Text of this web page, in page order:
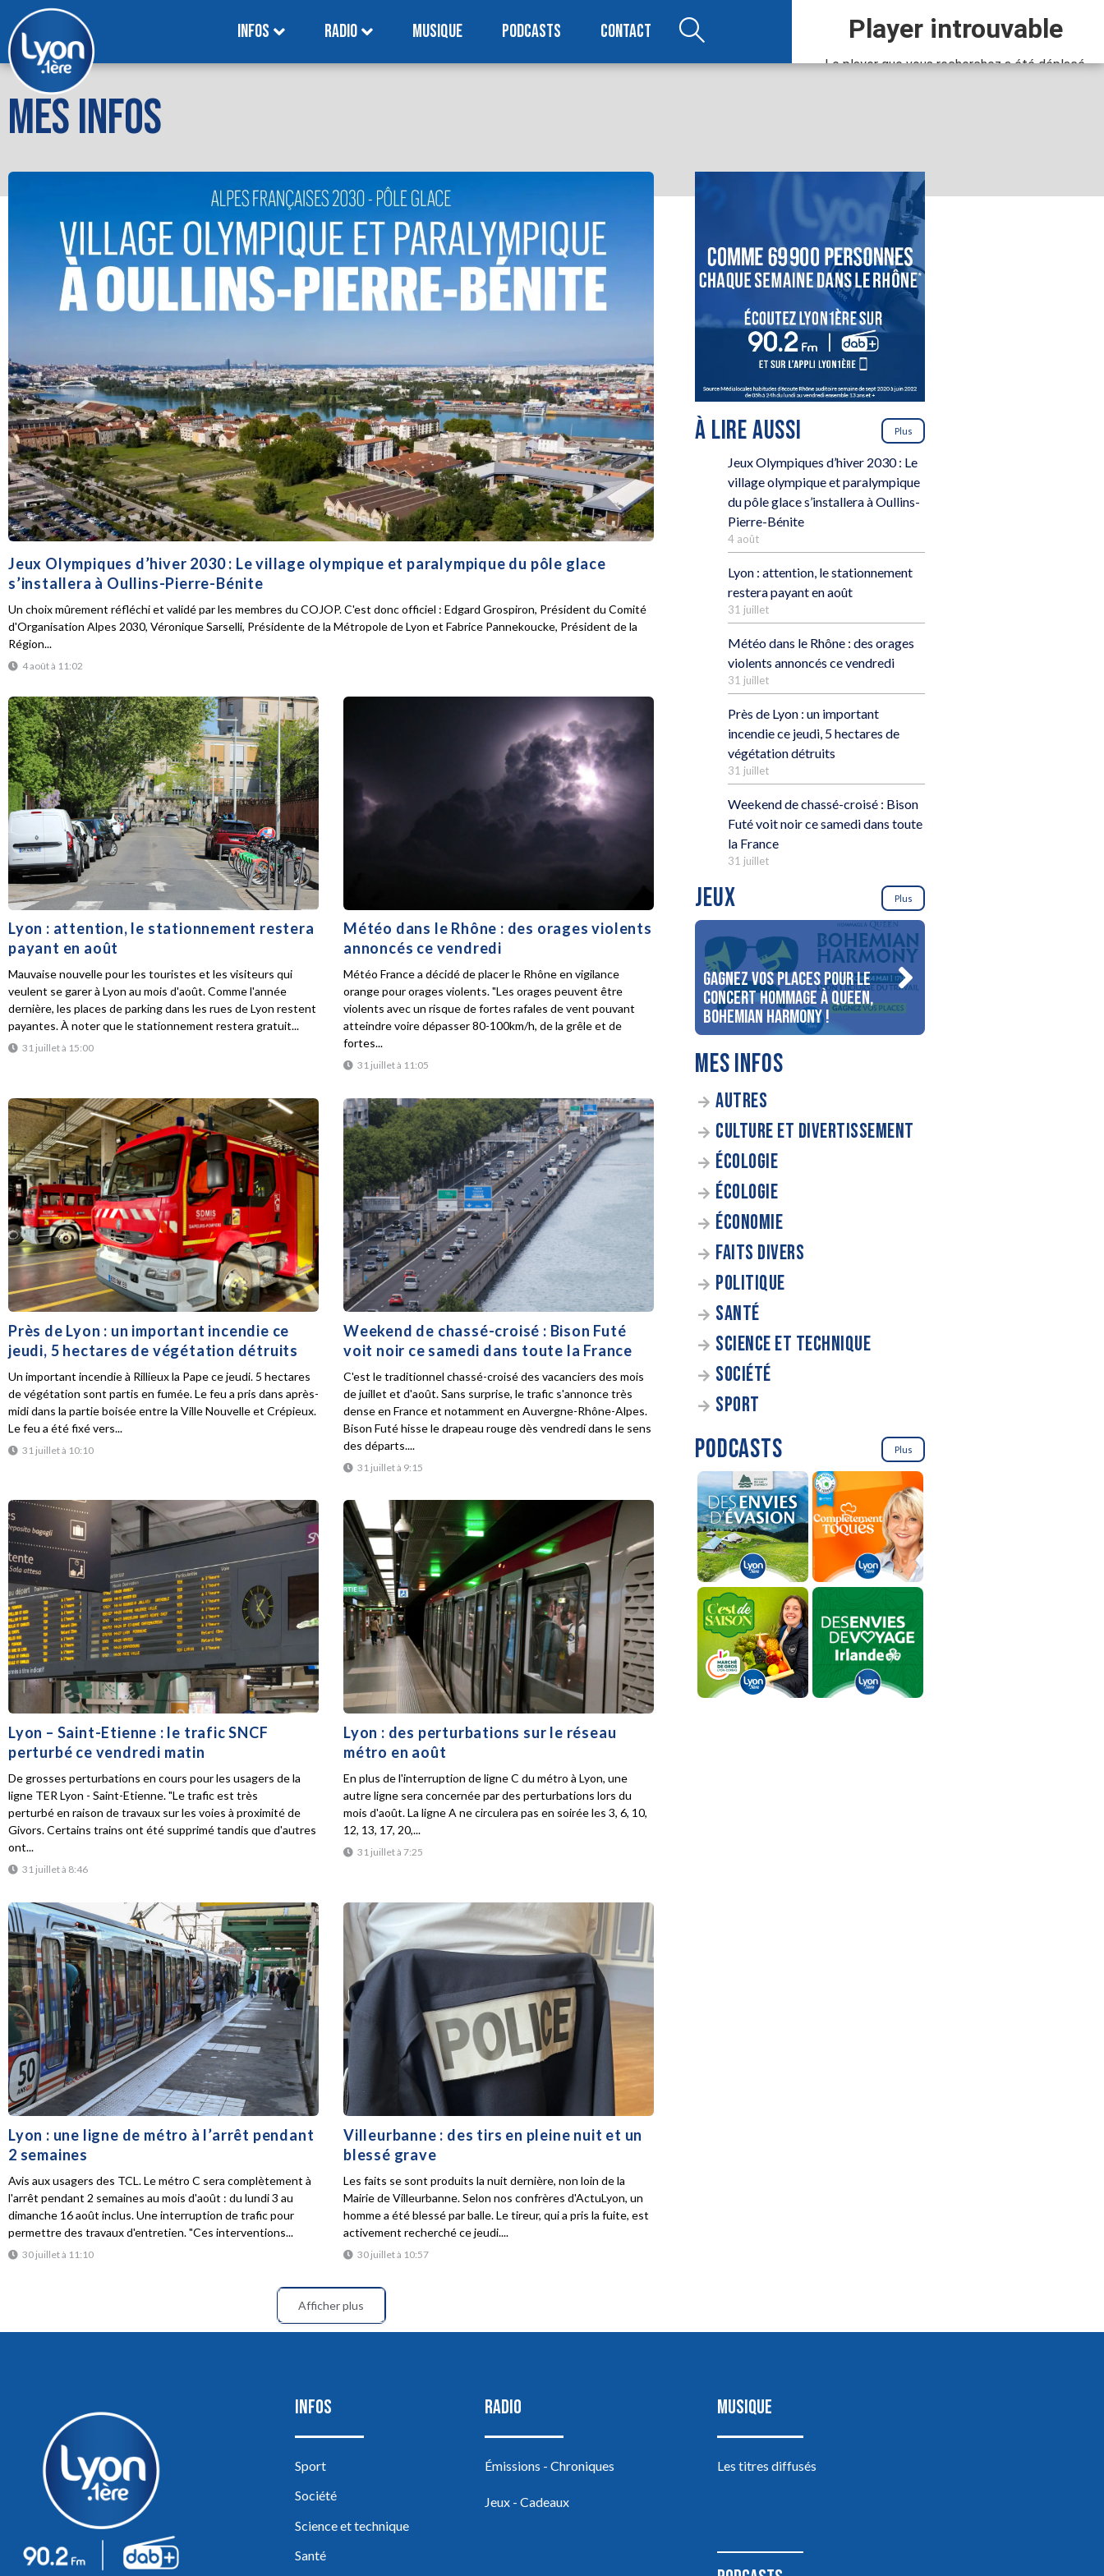
INFOS RADIO MUSIQUE PODCASTS CONTACT
MES INFOS
Jeux Olympiques d’hiver 2030 : Le village olympique et paralympique du pôle glace
s’installera à Oullins-Pierre-Bénite
4 août à 11:02
Un choix mûrement réfléchi et validé par les membres du COJOP. C'est donc officiel : Edgard Grospiron, Président du Comité
d'Organisation Alpes 2030, Véronique Sarselli, Présidente de la Métropole de Lyon et Fabrice Pannekoucke, Président de la
Région...
Lyon : attention, le stationnement restera
payant en août
31 juillet à 15:00
Mauvaise nouvelle pour les touristes et les visiteurs qui
veulent se garer à Lyon au mois d'août. Comme l'année
dernière, les places de parking dans les rues de Lyon restent
payantes. À noter que le stationnement restera gratuit...
Météo dans le Rhône : des orages violents
annoncés ce vendredi
31 juillet à 11:05
Météo France a décidé de placer le Rhône en vigilance
orange pour orages violents. "Les orages peuvent être
violents avec un risque de fortes rafales de vent pouvant
atteindre voire dépasser 80-100km/h, de la grêle et de
fortes...
Près de Lyon : un important incendie ce
jeudi, 5 hectares de végétation détruits
31 juillet à 10:10
Un important incendie à Rillieux la Pape ce jeudi. 5 hectares
de végétation sont partis en fumée. Le feu a pris dans après-
midi dans la partie boisée entre la Ville Nouvelle et Crépieux.
Le feu a été fixé vers...
Weekend de chassé-croisé : Bison Futé
voit noir ce samedi dans toute la France
31 juillet à 9:15
C'est le traditionnel chassé-croisé des vacanciers des mois
de juillet et d'août. Sans surprise, le trafic s'annonce très
dense en France et notamment en Auvergne-Rhône-Alpes.
Bison Futé hisse le drapeau rouge dès vendredi dans le sens
des départs....
Lyon – Saint-Etienne : le trafic SNCF
perturbé ce vendredi matin
31 juillet à 8:46
De grosses perturbations en cours pour les usagers de la
ligne TER Lyon - Saint-Etienne. "Le trafic est très
perturbé en raison de travaux sur les voies à proximité de
Givors. Certains trains ont été supprimé tandis que d'autres
ont...
Lyon : des perturbations sur le réseau
métro en août
31 juillet à 7:25
En plus de l'interruption de ligne C du métro à Lyon, une
autre ligne sera concernée par des perturbations lors du
mois d'août. La ligne A ne circulera pas en soirée les 3, 6, 10,
12, 13, 17, 20,...
Lyon : une ligne de métro à l’arrêt pendant
2 semaines
30 juillet à 11:10
Avis aux usagers des TCL. Le métro C sera complètement à
l'arrêt pendant 2 semaines au mois d'août : du lundi 3 au
dimanche 16 août inclus. Une interruption de trafic pour
permettre des travaux d'entretien. "Ces interventions...
Villeurbanne : des tirs en pleine nuit et un
blessé grave
30 juillet à 10:57
Les faits se sont produits la nuit dernière, non loin de la
Mairie de Villeurbanne. Selon nos confrères d'ActuLyon, un
homme a été blessé par balle. Le tireur, qui a pris la fuite, est
activement recherché ce jeudi....
Afficher plus
À LIRE AUSSI Plus
Jeux Olympiques d’hiver 2030 : Le
village olympique et paralympique
du pôle glace s’installera à Oullins-
Pierre-Bénite
4 août
Lyon : attention, le stationnement
restera payant en août
31 juillet
Météo dans le Rhône : des orages
violents annoncés ce vendredi
31 juillet
Près de Lyon : un important
incendie ce jeudi, 5 hectares de
végétation détruits
31 juillet
Weekend de chassé-croisé : Bison
Futé voit noir ce samedi dans toute
la France
31 juillet
JEUX Plus
Gagnez vos places pour le
concert Hommage à Queen,
Bohemian Harmony !
MES INFOS
AUTRES
CULTURE ET DIVERTISSEMENT
ÉCOLOGIE
ÉCOLOGIE
ÉCONOMIE
FAITS DIVERS
POLITIQUE
SANTÉ
SCIENCE ET TECHNIQUE
SOCIÉTÉ
SPORT
PODCASTS Plus
INFOS
Sport
Société
Science et technique
Santé
RADIO
Émissions - Chroniques
Jeux - Cadeaux
MUSIQUE
Les titres diffusés